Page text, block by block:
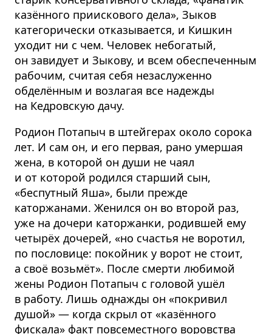
казённого приискового дела», Зыков
категорически отказывается, и Кишкин
уходит ни с чем. Человек небогатый,
он завидует и Зыкову, и всем обеспеченным
рабочим, считая себя незаслуженно
обделённым и возлагая все надежды
на Кедровскую дачу.
Родион Потапыч в штейгерах около сорока
лет. И сам он, и его первая, рано умершая
жена, в которой он души не чаял
и от которой родился старший сын,
«беспутный Яша», были прежде
каторжанами. Женился он во второй раз,
уже на дочери каторжанки, родившей ему
четырёх дочерей, «но счастья не воротил,
по пословице: покойник у ворот не стоит,
а своё возьмёт». После смерти любимой
жены Родион Потапыч с головой ушёл
в работу. Лишь однажды он «покривил
душой» — когда скрыл от «казённого
фискала» факт повсеместного воровства